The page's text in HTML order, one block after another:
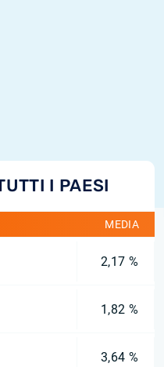
I PAESI
MEDIA
2,17 %
1,82 %
3,64 %